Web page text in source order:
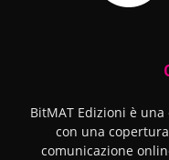
BitMAT Edizioni è
con una
comunicazione